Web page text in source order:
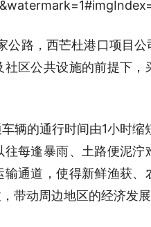
路，西芒杜港口项目
区公共设施的前提下
辆的通行时间由1小时
每逢暴雨、土路便泥
通道，使得新鲜渔获
带动周边地区的经济发展